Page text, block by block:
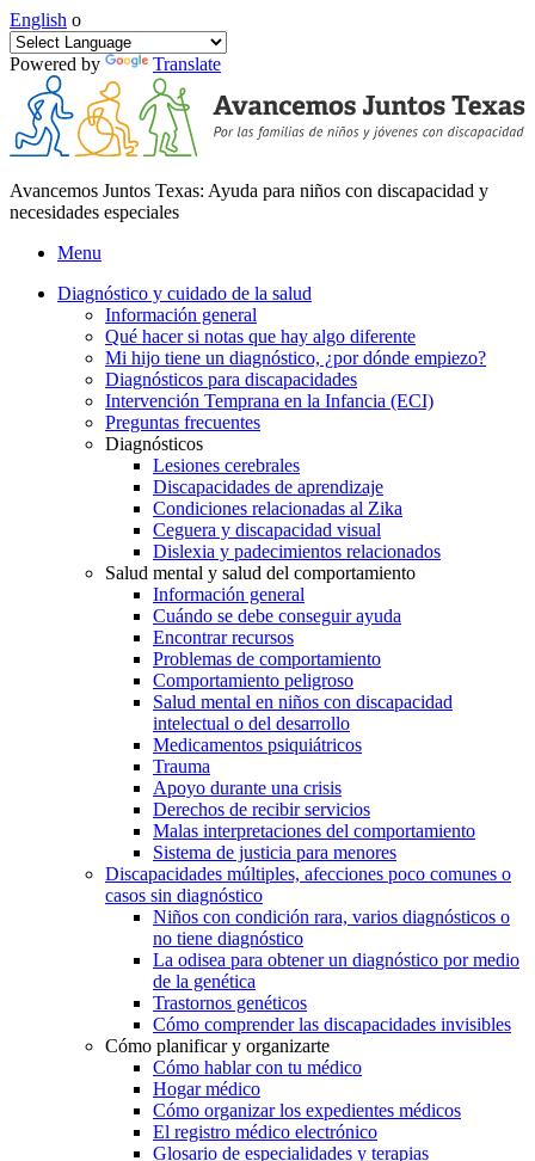
English o
Powered by Translate
Avancemos Juntos Texas: Ayuda para niños con discapacidad y
necesidades especiales
Menu
Diagnóstico y cuidado de la salud
Información general
Qué hacer si notas que hay algo diferente
Mi hijo tiene un diagnóstico, ¿por dónde empiezo?
Diagnósticos para discapacidades
Intervención Temprana en la Infancia (ECI)
Preguntas frecuentes
Diagnósticos
Lesiones cerebrales
Discapacidades de aprendizaje
Condiciones relacionadas al Zika
Ceguera y discapacidad visual
Dislexia y padecimientos relacionados
Salud mental y salud del comportamiento
Información general
Cuándo se debe conseguir ayuda
Encontrar recursos
Problemas de comportamiento
Comportamiento peligroso
Salud mental en niños con discapacidad
intelectual o del desarrollo
Medicamentos psiquiátricos
Trauma
Apoyo durante una crisis
Derechos de recibir servicios
Malas interpretaciones del comportamiento
Sistema de justicia para menores
Discapacidades múltiples, afecciones poco comunes o
casos sin diagnóstico
Niños con condición rara, varios diagnósticos o
no tiene diagnóstico
La odisea para obtener un diagnóstico por medio
de la genética
Trastornos genéticos
Cómo comprender las discapacidades invisibles
Cómo planificar y organizarte
Cómo hablar con tu médico
Hogar médico
Cómo organizar los expedientes médicos
El registro médico electrónico
Glosario de especialidades y terapias